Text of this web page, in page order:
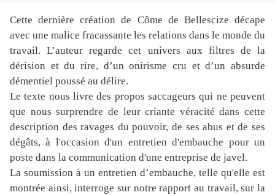
Cette dernière création de Côme de Bellescize décape
avec une malice fracassante les relations dans le monde du
travail. L’auteur regarde cet univers aux filtres de la
dérision et du rire, d’un onirisme cru et d’un absurde
démentiel poussé au délire.
Le texte nous livre des propos saccageurs qui ne peuvent
que nous surprendre de leur criante véracité dans cette
description des ravages du pouvoir, de ses abus et de ses
dégâts, à l'occasion d'un entretien d'embauche pour un
poste dans la communication d'une entreprise de javel.
La soumission à un entretien d’embauche, telle qu'elle est
montrée ainsi, interroge sur notre rapport au travail, sur la